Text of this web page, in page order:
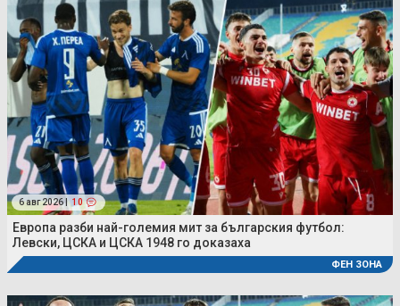
6 авг 2026 | 10
Европа разби най-големия мит за българския футбол:
Левски, ЦСКА и ЦСКА 1948 го доказаха
ФЕН ЗОНА